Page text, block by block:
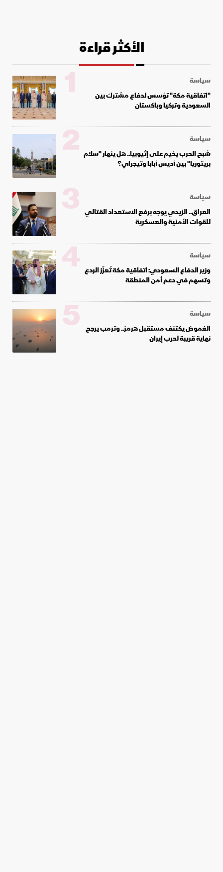
الأكثر قراءة
سياسة
"اتفاقية مكة" تؤسس لدفاع مشترك بين
السعودية وتركيا وباكستان
1
سياسة
شبح الحرب يخيم على إثيوبيا.. هل ينهار "سلام
بريتوريا" بين أديس أبابا وتيجراي؟
2
سياسة
العراق.. الزيدي يوجه برفع الاستعداد القتالي
للقوات الأمنية والعسكرية
3
سياسة
وزير الدفاع السعودي: اتفاقية مكة تُعزّز الردع
وتسهم في دعم أمن المنطقة
4
سياسة
الغموض يكتنف مستقبل هرمز.. وترمب يرجح
نهاية قريبة لحرب إيران
5